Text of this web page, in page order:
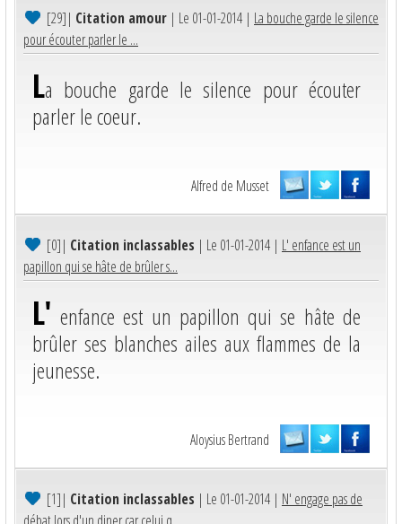
[29]| Citation amour | Le 01-01-2014 | La bouche garde le silence
pour écouter parler le ...
La bouche garde le silence pour écouter
parler le coeur.
Alfred de Musset
[0]| Citation inclassables | Le 01-01-2014 | L' enfance est un
papillon qui se hâte de brûler s...
L' enfance est un papillon qui se hâte de
brûler ses blanches ailes aux flammes de la
jeunesse.
Aloysius Bertrand
[1]| Citation inclassables | Le 01-01-2014 | N' engage pas de